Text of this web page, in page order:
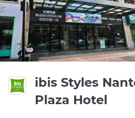
ibis Styles
Plaza Hotel